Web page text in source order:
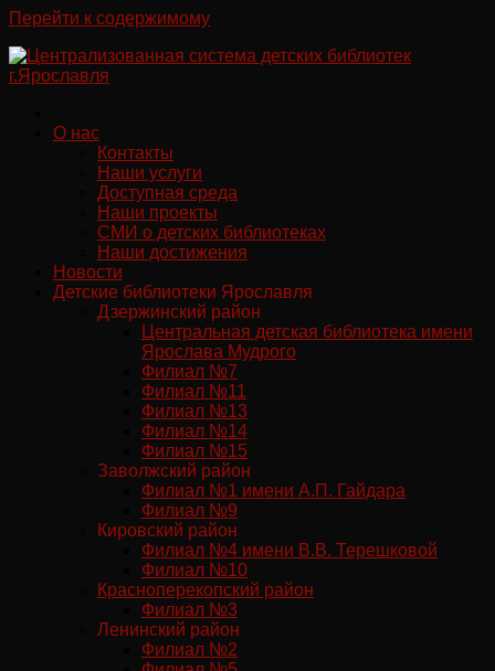
Перейти к содержимому
О нас
Контакты
Наши услуги
Доступная среда
Наши проекты
СМИ о детских библиотеках
Наши достижения
Новости
Детские библиотеки Ярославля
Дзержинский район
Центральная детская библиотека имени
Ярослава Мудрого
Филиал №7
Филиал №11
Филиал №13
Филиал №14
Филиал №15
Заволжский район
Филиал №1 имени А.П. Гайдара
Филиал №9
Кировский район
Филиал №4 имени В.В. Терешковой
Филиал №10
Красноперекопский район
Филиал №3
Ленинский район
Филиал №2